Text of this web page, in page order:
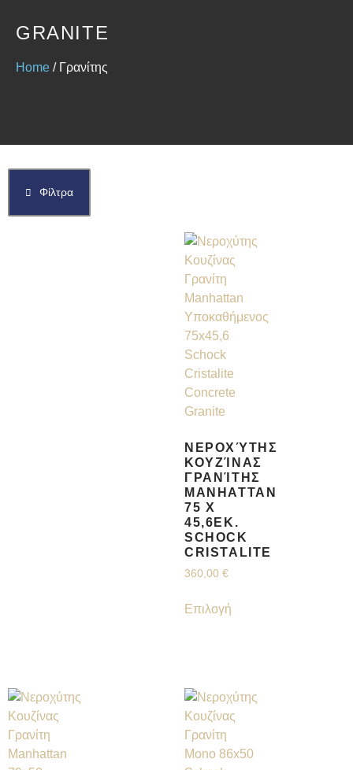
GRANITE
Home / Γρανίτης
Φίλτρα
ΝΕΡΟΧΎΤΗΣ
ΚΟΥΖΊΝΑΣ
ΓΡΑΝΊΤΗΣ
MANHATTAN
75 X
45,6ΕΚ.
SCHOCK
CRISTALITE
360,00 €
Επιλογή